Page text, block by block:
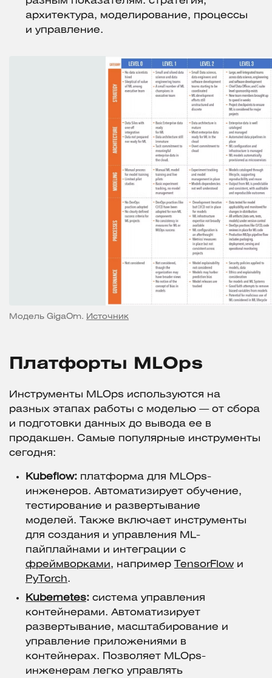
архитектура, моделирование, процессы
и управление.
Модель GigaOm. Источник
Платфорты MLOps
Инструменты MLOps используются на
разных этапах работы с моделью — от сбора
и подготовки данных до вывода ее в
продакшен. Самые популярные инструменты
сегодня:
Kubeflow: платформа для MLOps-
инженеров. Автоматизирует обучение,
тестирование и развертывание
моделей. Также включает инструменты
для создания и управления ML-
пайплайнами и интеграции с
фреймворками, например TensorFlow и
PyTorch.
Kubernetes: система управления
контейнерами. Автоматизирует
развертывание, масштабирование и
управление приложениями в
контейнерах. Позволяет MLOps-
инженерам легко управлять